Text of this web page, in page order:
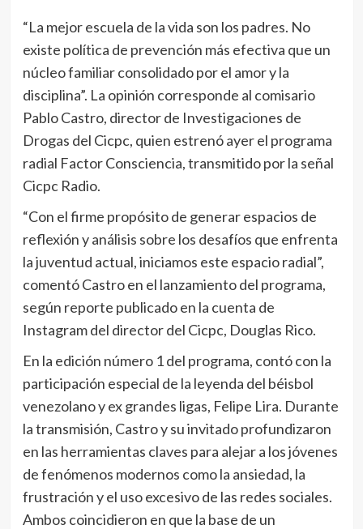
“La mejor escuela de la vida son los padres. No
existe política de prevención más efectiva que un
núcleo familiar consolidado por el amor y la
disciplina”. La opinión corresponde al comisario
Pablo Castro, director de Investigaciones de
Drogas del Cicpc, quien estrenó ayer el programa
radial Factor Consciencia, transmitido por la señal
Cicpc Radio.
“Con el firme propósito de generar espacios de
reflexión y análisis sobre los desafíos que enfrenta
la juventud actual, iniciamos este espacio radial”,
comentó Castro en el lanzamiento del programa,
según reporte publicado en la cuenta de
Instagram del director del Cicpc, Douglas Rico.
En la edición número 1 del programa, contó con la
participación especial de la leyenda del béisbol
venezolano y ex grandes ligas, Felipe Lira. Durante
la transmisión, Castro y su invitado profundizaron
en las herramientas claves para alejar a los jóvenes
de fenómenos modernos como la ansiedad, la
frustración y el uso excesivo de las redes sociales.
Ambos coincidieron en que la base de un